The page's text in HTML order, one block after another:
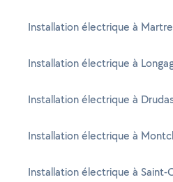
Installation électrique à
Installation électrique à
Installation électrique à
Installation électrique à
Installation électrique à Saint-